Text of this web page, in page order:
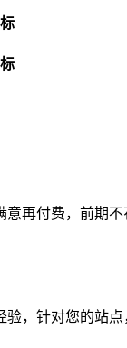
再付费，前期
验，针对您的站